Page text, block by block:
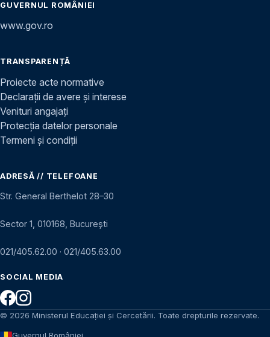
GUVERNUL ROMÂNIEI
www.gov.ro
TRANSPARENȚĂ
Proiecte acte normative
Declarații de avere și interese
Venituri angajați
Protecția datelor personale
Termeni și condiții
ADRESĂ // TELEFOANE
Str. General Berthelot 28–30
Sector 1, 010168, București
021/405.62.00 · 021/405.63.00
SOCIAL MEDIA
© 2026 Ministerul Educației și Cercetării. Toate drepturile rezervate.